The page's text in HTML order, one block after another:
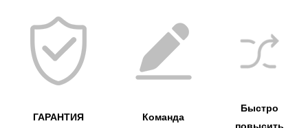
ГАРАНТИЯ
Команда
Быстро